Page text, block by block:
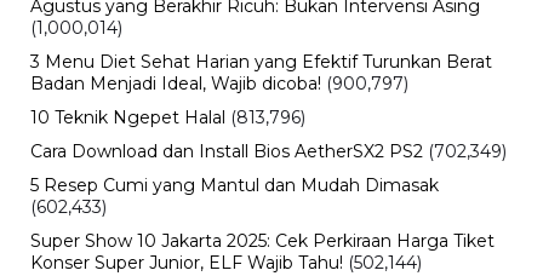
BERITA TERBARU
Bencana
Terbakar, Api Berawal dari Warung
dan Hanguskan Belasan Kios
Sabtu, 8 Agu 2026 - 11:37 WIB
Olahraga
30 Tahun Tanpa Gelar! Timnas
Indonesia Kembali Gagal Juara Piala